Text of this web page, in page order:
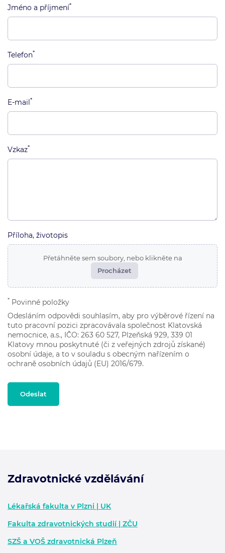
Jméno a příjmení*
Telefon*
E-mail*
Vzkaz*
Příloha, životopis
Přetáhněte sem soubory, nebo klikněte na
Procházet
* Povinné položky
Odesláním odpovědi souhlasím, aby pro výběrové řízení na
tuto pracovní pozici zpracovávala společnost Klatovská
nemocnice, a.s., IČO: 263 60 527, Plzeňská 929, 339 01
Klatovy mnou poskytnuté (či z veřejných zdrojů získané)
osobní údaje, a to v souladu s obecným nařízením o
ochraně osobních údajů (EU) 2016/679.
Odeslat
Zdravotnické vzdělávání
Lékařská fakulta v Plzni | UK
Fakulta zdravotnických studií | ZČU
SZŠ a VOŠ zdravotnická Plzeň